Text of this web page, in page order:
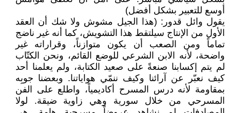
أوسع للتعبير بشكل أفضل)
يقول وائل قدور: (هذا الجيل مشوش ولا شك أن العقد
الأول من الإنتاج سيلتقط هذا التشويش، كما أنه غير ناضج
تماماً ومن الصعب أن يكون متوازناً، وقراراته غير
واضحة، لأنه الابن الشرعي للوضع القائم، ونحن الكتّاب
لم يتم إكسابنا صنعةً على صعيد الكتابة، ولم يعلمنا أحد
كيف نعبّر عن آرائنا وكيف ننمّي هواياتنا. وبعضنا جوبِه
بمقاومة لأنه درس المسرح أكاديمياً، واطلع على الفن
المسرحي من خلال سورية وهي زاوية ضيقة. لولا